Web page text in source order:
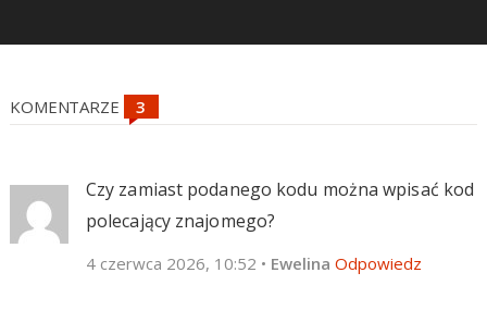
KOMENTARZE
Czy zamiast podanego kodu można wpisać kod
polecający znajomego?
4 czerwca 2026, 10:52 • Ewelina Odpowiedz